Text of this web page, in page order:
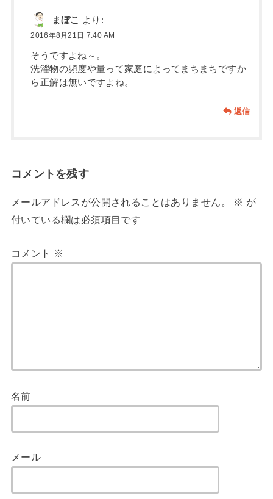
まぼこ より:
2016年8月21日 7:40 AM
そうですよね～。
洗濯物の頻度や量って家庭によってまちまちですか
ら正解は無いですよね。
返信
コメントを残す
メールアドレスが公開されることはありません。 ※ が
付いている欄は必須項目です
コメント ※
名前
メール